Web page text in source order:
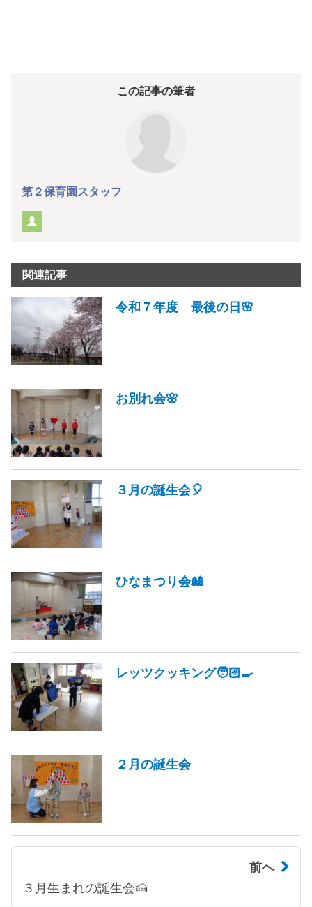
この記事の筆者
第２保育園スタッフ
関連記事
令和７年度 最後の日🌸
お別れ会🌸
３月の誕生会🎈
ひなまつり会🎎
レッツクッキング🧑🏻‍🍳
２月の誕生会
前へ
３月生まれの誕生会🍰